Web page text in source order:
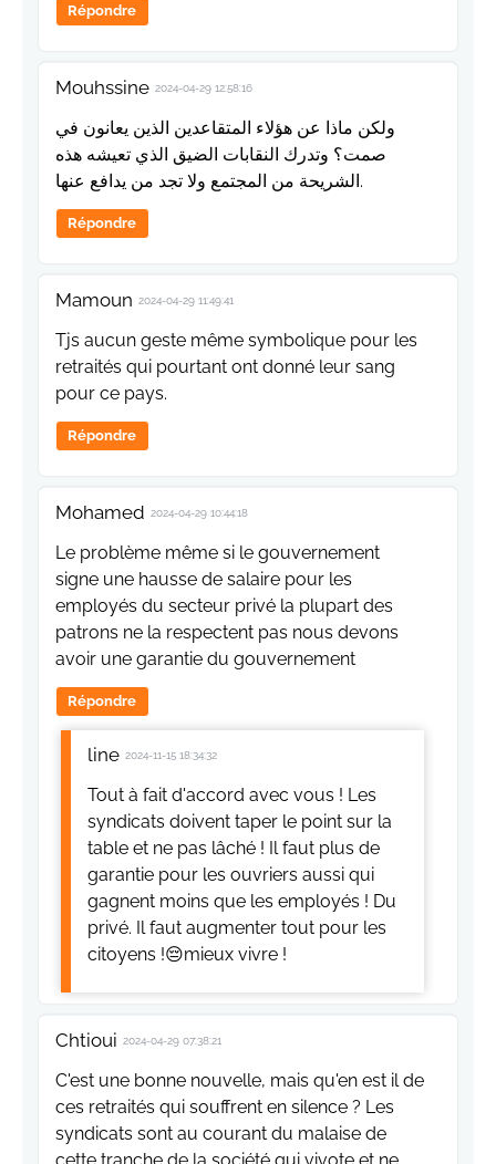
Répondre
Mouhssine 2024-04-29 12:58:16
ولكن ماذا عن هؤلاء المتقاعدين الذين يعانون في
صمت؟ وتدرك النقابات الضيق الذي تعيشه هذه
الشريحة من المجتمع ولا تجد من يدافع عنها.
Répondre
Mamoun 2024-04-29 11:49:41
Tjs aucun geste même symbolique pour les
retraités qui pourtant ont donné leur sang
pour ce pays.
Répondre
Mohamed 2024-04-29 10:44:18
Le problème même si le gouvernement
signe une hausse de salaire pour les
employés du secteur privé la plupart des
patrons ne la respectent pas nous devons
avoir une garantie du gouvernement
Répondre
line 2024-11-15 18:34:32
Tout à fait d'accord avec vous ! Les
syndicats doivent taper le point sur la
table et ne pas lâché ! Il faut plus de
garantie pour les ouvriers aussi qui
gagnent moins que les employés ! Du
privé. Il faut augmenter tout pour les
citoyens !😔mieux vivre !
Chtioui 2024-04-29 07:38:21
C'est une bonne nouvelle, mais qu'en est il de
ces retraités qui souffrent en silence ? Les
syndicats sont au courant du malaise de